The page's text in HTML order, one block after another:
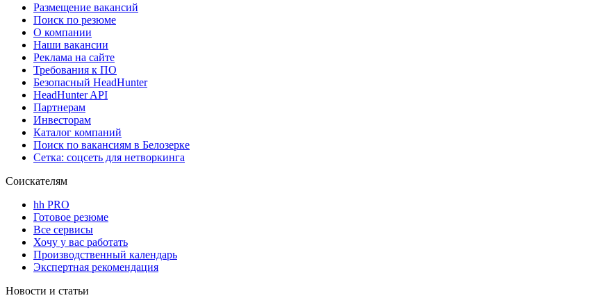
Размещение вакансий
Поиск по резюме
О компании
Наши вакансии
Реклама на сайте
Требования к ПО
Безопасный HeadHunter
HeadHunter API
Партнерам
Инвесторам
Каталог компаний
Поиск по вакансиям в Белозерке
Сетка: соцсеть для нетворкинга
Соискателям
hh PRO
Готовое резюме
Все сервисы
Хочу у вас работать
Производственный календарь
Экспертная рекомендация
Новости и статьи